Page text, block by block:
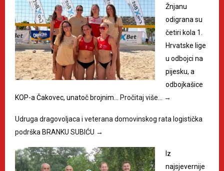
Žnjanu
odigrana su
četiri kola 1.
Hrvatske lige
u odbojci na
pijesku, a
odbojkašice
KOP-a Čakovec, unatoč brojnim…
Pročitaj više… →
Udruga dragovoljaca i veterana domovinskog rata logistička
podrška BRANKU SUBIĆU →
Iz
najsjevernije